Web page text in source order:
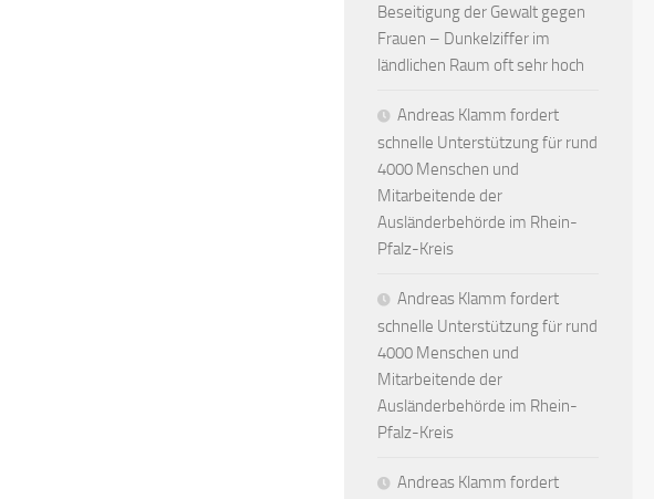
Beseitigung der Gewalt gegen
Frauen – Dunkelziffer im
ländlichen Raum oft sehr hoch
Andreas Klamm fordert
schnelle Unterstützung für rund
4000 Menschen und
Mitarbeitende der
Ausländerbehörde im Rhein-
Pfalz-Kreis
Andreas Klamm fordert
schnelle Unterstützung für rund
4000 Menschen und
Mitarbeitende der
Ausländerbehörde im Rhein-
Pfalz-Kreis
Andreas Klamm fordert